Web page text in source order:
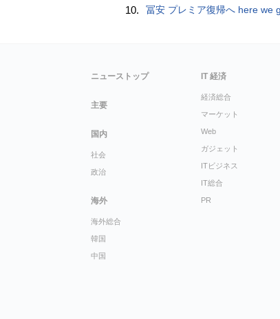
10. 冨安 プレミア復帰へ here we
ニューストップ
主要
国内
社会
政治
海外
海外総合
韓国
中国
IT 経済
経済総合
マーケット
Web
ガジェット
ITビジネス
IT総合
PR